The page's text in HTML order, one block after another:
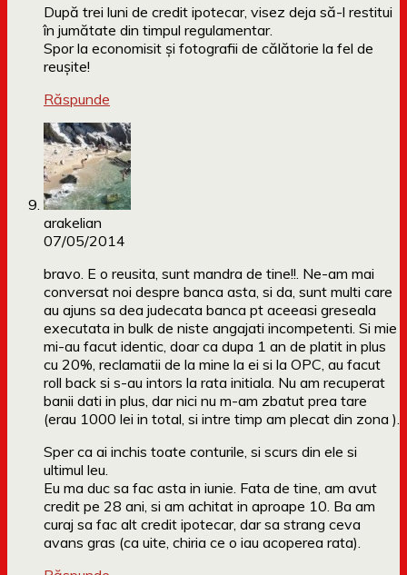
După trei luni de credit ipotecar, visez deja să-l restitui
în jumătate din timpul regulamentar.
Spor la economisit și fotografii de călătorie la fel de
reușite!
Răspunde
arakelian
07/05/2014
bravo. E o reusita, sunt mandra de tine!!. Ne-am mai
conversat noi despre banca asta, si da, sunt multi care
au ajuns sa dea judecata banca pt aceeasi greseala
executata in bulk de niste angajati incompetenti. Si mie
mi-au facut identic, doar ca dupa 1 an de platit in plus
cu 20%, reclamatii de la mine la ei si la OPC, au facut
roll back si s-au intors la rata initiala. Nu am recuperat
banii dati in plus, dar nici nu m-am zbatut prea tare
(erau 1000 lei in total, si intre timp am plecat din zona ).
Sper ca ai inchis toate conturile, si scurs din ele si
ultimul leu.
Eu ma duc sa fac asta in iunie. Fata de tine, am avut
credit pe 28 ani, si am achitat in aproape 10. Ba am
curaj sa fac alt credit ipotecar, dar sa strang ceva
avans gras (ca uite, chiria ce o iau acoperea rata).